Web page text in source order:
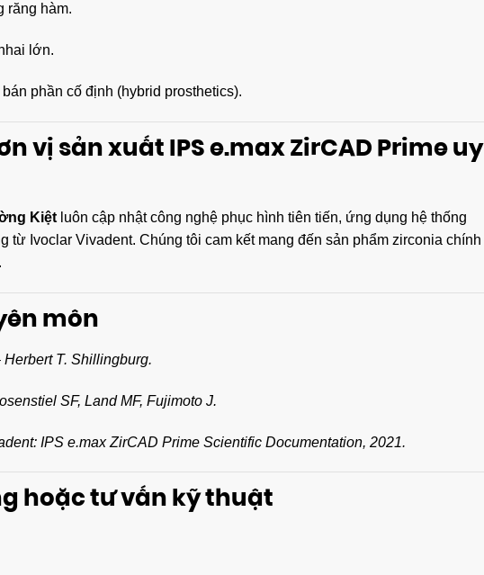
răng hàm.
lớn.
phần cố định (hybrid prosthetics).
vị sản xuất IPS e.max ZirCAD Prime uy
Kiệtluôn cập nhật công nghệ phục hình tiên tiến, ứng dụng hệ thống
từ Ivoclar Vivadent. Chúng tôi cam kết mang đến sản phẩm zirconia chính
môn
Herbert T. Shillingburg.
SF, Land MF, Fujimoto J.
IPS e.max ZirCAD Prime Scientific Documentation, 2021.
hoặc tư vấn kỹ thuật